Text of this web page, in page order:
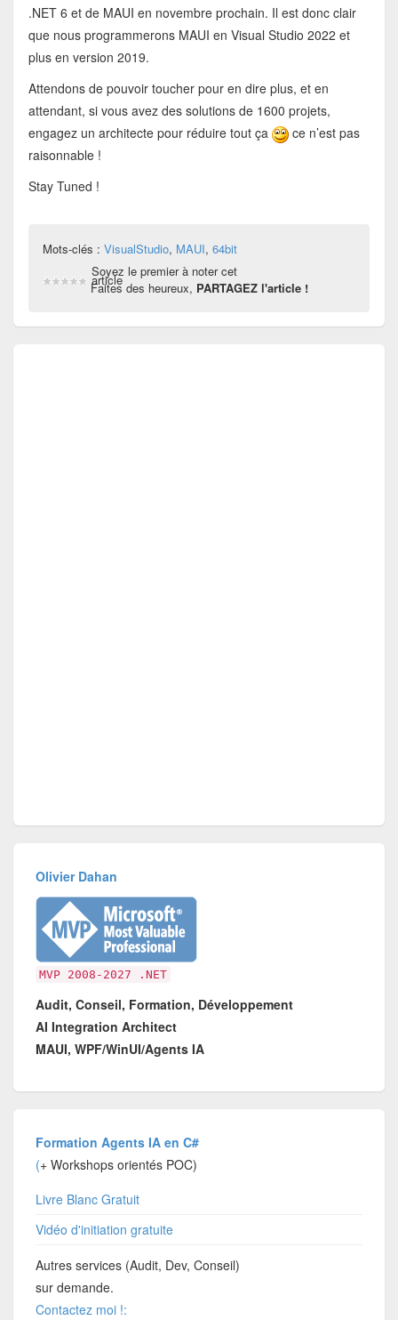
.NET 6 et de MAUI en novembre prochain. Il est donc clair
que nous programmerons MAUI en Visual Studio 2022 et
plus en version 2019.
Attendons de pouvoir toucher pour en dire plus, et en
attendant, si vous avez des solutions de 1600 projets,
engagez un architecte pour réduire tout ça
ce n’est pas
raisonnable !
Stay Tuned !
Mots-clés : VisualStudio, MAUI, 64bit
Soyez le premier à noter cet
article
Faites des heureux, PARTAGEZ l'article !
Olivier Dahan
MVP 2008-2027 .NET
Audit, Conseil, Formation, Développement
AI Integration Architect
MAUI, WPF/WinUI/Agents IA
Formation Agents IA en C#
(+ Workshops orientés POC)
Livre Blanc Gratuit
Vidéo d'initiation gratuite
Autres services (Audit, Dev, Conseil)
sur demande.
Contactez moi !: